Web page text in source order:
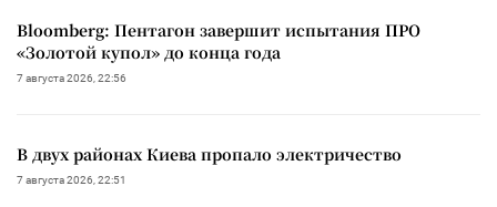
Bloomberg: Пентагон завершит испытания ПРО
«Золотой купол» до конца года
7 августа 2026, 22:56
В двух районах Киева пропало электричество
7 августа 2026, 22:51